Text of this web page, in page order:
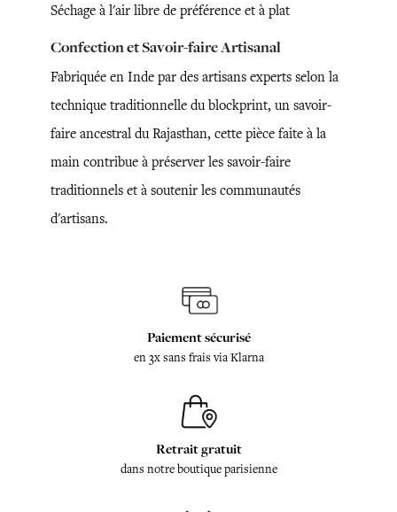
Séchage à l'air libre de préférence et à plat
Confection et Savoir-faire Artisanal
Fabriquée en Inde par des artisans experts selon la
technique traditionnelle du blockprint, un savoir-
faire ancestral du Rajasthan, cette pièce faite à la
main contribue à préserver les savoir-faire
traditionnels et à soutenir les communautés
d'artisans.
Paiement sécurisé
en 3x sans frais via Klarna
Retrait gratuit
dans notre boutique parisienne